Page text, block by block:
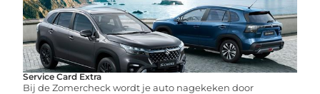
Service Card Extra
Bij de Zomercheck wordt je auto nagekeken door